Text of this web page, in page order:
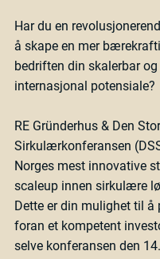
Har du en
å skape en mer
bedriften din skalerbar og
internasjonal potensiale?
RE Gründerhus & Den
Sirkulærkonferansen
Norges mest innovative
scaleup innen sirkulære
Dette er din mulighet til å
foran et kompetent
selve konferansen den